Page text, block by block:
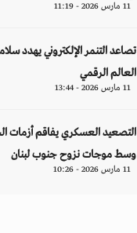
11 مارس 2026 - 11:19
تصاعد التنمر الإلكتروني يهدد
العالم الرقمي
11 مارس 2026 - 13:44
التصعيد العسكري يفاقم أزمات
وسط موجات نزوح جنوب لبنان
11 مارس 2026 - 10:26